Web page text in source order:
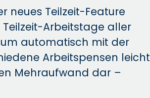
neues Teilzeit-Feature
Arbeitstage aller
automatisch mit der
Arbeitspensen leicht
Mehraufwand dar –